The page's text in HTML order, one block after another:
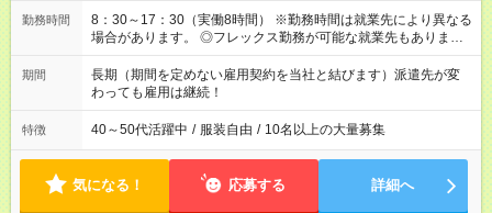
勤務時間
8：30～17：30（実働8時間） ※勤務時間は就業先により異なる
場合があります。 ◎フレックス勤務が可能な就業先もありま
す。 ◎今よりもさらに働きやすい環境をつくるべく、 働き方
改革に全社をあげて取り組んでいます。
期間
長期（期間を定めない雇用契約を当社と結びます）派遣先が変
わっても雇用は継続！
特徴 40～50代活躍中 / 服装自由 / 10名以上の大量募集
気になる！ 応募する 詳細へ